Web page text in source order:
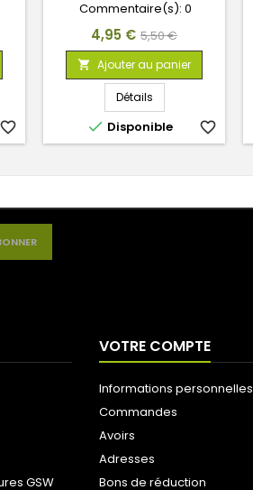
favorite_border
Commentaire(s): 0
Prix
4,95 € Prix
de
base
5,50 €
 Ajouter au panier
Détails
 Disponible favorite_border
GSW
VOTRE COMPTE
Informations personnelles
Commandes
Avoirs
Adresses
Bons de réduction